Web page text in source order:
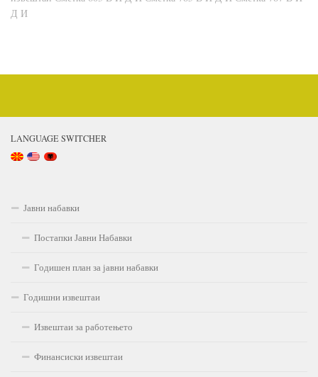
Д И
LANGUAGE SWITCHER
Јавни набавки
Постапки Јавни Набавки
Годишен план за јавни набавки
Годишни извештаи
Извештаи за работењето
Финансиски извештаи